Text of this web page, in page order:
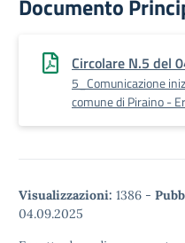
Documento
Circolare N.5 del
5_Comunicazione
comune di Piraino -
Visualizzazioni: 1386 -
04.09.2025